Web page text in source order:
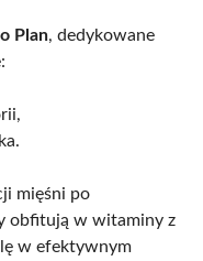
Plan, dedykowane
mięśni po
obfitują w witaminy z
w efektywnym